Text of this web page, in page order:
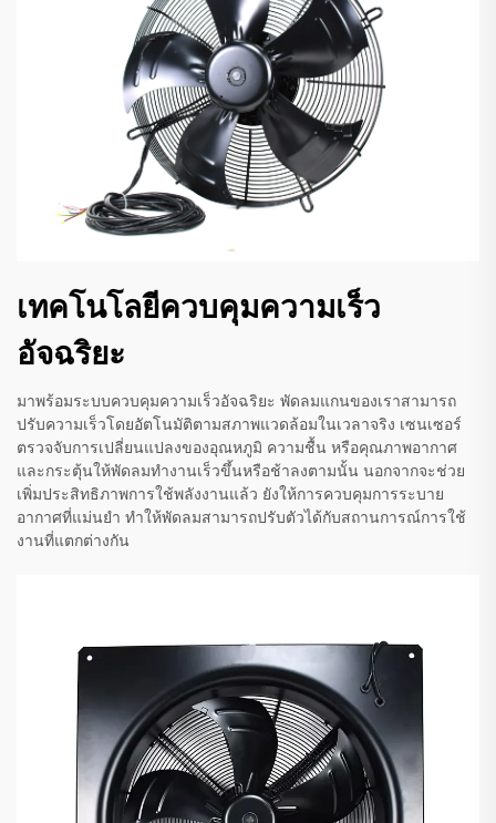
เทคโนโลยีควบคุมความเร็ว
อัจฉริยะ
มาพร้อมระบบควบคุมความเร็วอัจฉริยะ พัดลมแกนของเราสามารถ
ปรับความเร็วโดยอัตโนมัติตามสภาพแวดล้อมในเวลาจริง เซนเซอร์
ตรวจจับการเปลี่ยนแปลงของอุณหภูมิ ความชื้น หรือคุณภาพอากาศ
และกระตุ้นให้พัดลมทำงานเร็วขึ้นหรือช้าลงตามนั้น นอกจากจะช่วย
เพิ่มประสิทธิภาพการใช้พลังงานแล้ว ยังให้การควบคุมการระบาย
อากาศที่แม่นยำ ทำให้พัดลมสามารถปรับตัวได้กับสถานการณ์การใช้
งานที่แตกต่างกัน